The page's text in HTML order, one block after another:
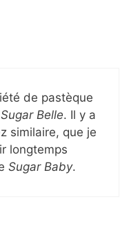
de pastèque
Sugar Belle. Il y a
similaire, que je
longtemps
Sugar Baby.